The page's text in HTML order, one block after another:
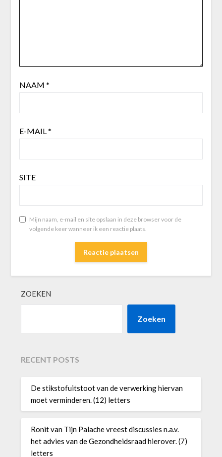
NAAM *
E-MAIL*
SITE
Mijn naam, e-mail en site opslaan in deze browser voor de
volgende keer wanneer ik een reactie plaats.
ZOEKEN
Zoeken
RECENT POSTS
De stikstofuitstoot van de verwerking hiervan
moet verminderen. (12) letters
Ronit van Tijn Palache vreest discussies n.a.v.
het advies van de Gezondheidsraad hierover. (7)
letters